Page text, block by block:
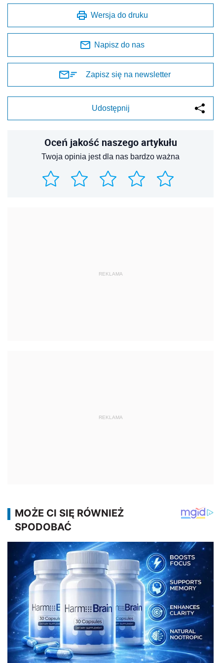
Wersja do druku
Napisz do nas
Zapisz się na newsletter
Udostępnij
Oceń jakość naszego artykułu
Twoja opinia jest dla nas bardzo ważna
REKLAMA
REKLAMA